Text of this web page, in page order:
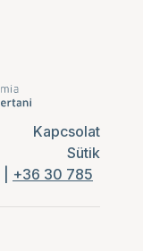
Kapcsolat
Sütik
+36 30 785